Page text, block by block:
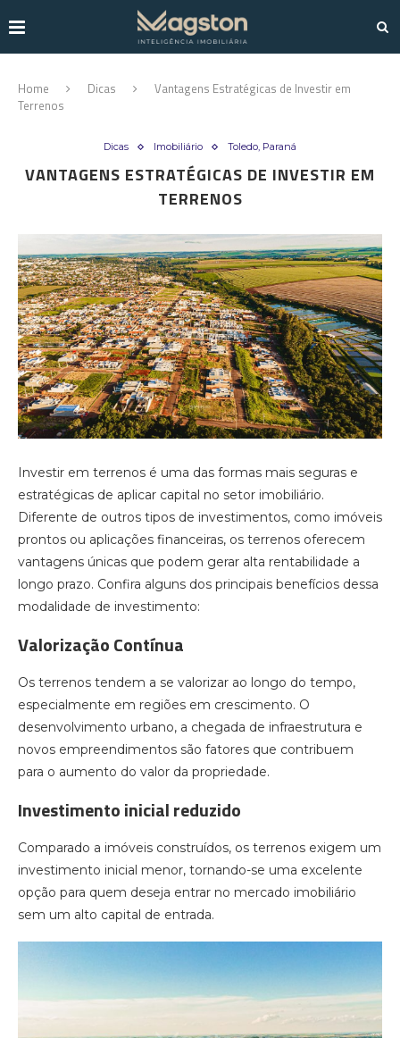
Home Dicas
Vantagens Estratégicas de Investir em
Terrenos
Dicas Imobiliário Toledo, Paraná
VANTAGENS ESTRATÉGICAS DE INVESTIR EM
TERRENOS
Investir em terrenos é uma das formas mais seguras e
estratégicas de aplicar capital no setor imobiliário.
Diferente de outros tipos de investimentos, como imóveis
prontos ou aplicações financeiras, os terrenos oferecem
vantagens únicas que podem gerar alta rentabilidade a
longo prazo. Confira alguns dos principais benefícios dessa
modalidade de investimento:
Valorização Contínua
Os terrenos tendem a se valorizar ao longo do tempo,
especialmente em regiões em crescimento. O
desenvolvimento urbano, a chegada de infraestrutura e
novos empreendimentos são fatores que contribuem
para o aumento do valor da propriedade.
Investimento inicial reduzido
Comparado a imóveis construídos, os terrenos exigem um
investimento inicial menor, tornando-se uma excelente
opção para quem deseja entrar no mercado imobiliário
sem um alto capital de entrada.